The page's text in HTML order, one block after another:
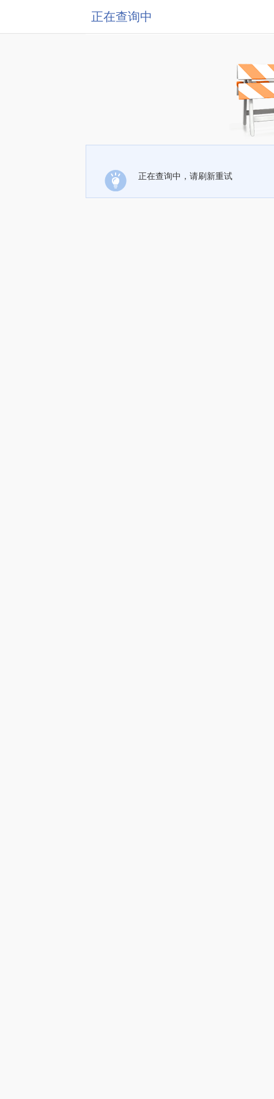
正在查询中
正在查询中，请刷新重试